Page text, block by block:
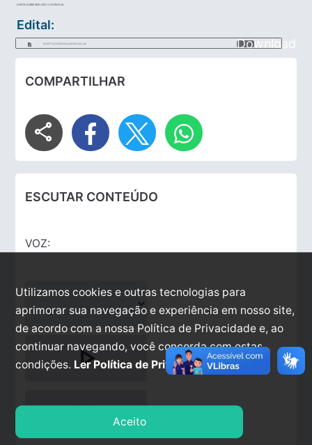
DISPÕE SOBRE RESCISÃO CONTRATUAL
Edital:
DECRETO_056_RESCISO_CONTRATUAL.pdf Download
COMPARTILHAR
share
ESCUTAR CONTEÚDO
VOZ:
play_arrow
stop
Utilizamos cookies e outras tecnologias para
aprimorar sua navegação e experiência em nosso site,
de acordo com a nossa Política de Privacidade e, ao
continuar navegando, você concorda com estas
condições. Ler Política de Privacidade.
Aceito